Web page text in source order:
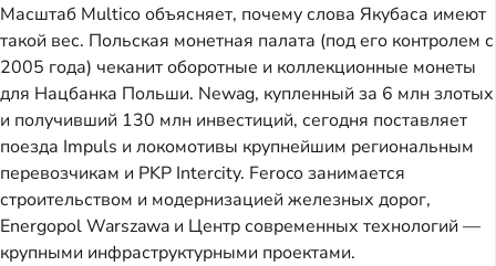
Масштаб Multico объясняет, почему слова Якубаса имеют
такой вес. Польская монетная палата (под его контролем с
2005 года) чеканит оборотные и коллекционные монеты
для Нацбанка Польши. Newag, купленный за 6 млн злотых
и получивший 130 млн инвестиций, сегодня поставляет
поезда Impuls и локомотивы крупнейшим региональным
перевозчикам и PKP Intercity. Feroco занимается
строительством и модернизацией железных дорог,
Energopol Warszawa и Центр современных технологий —
крупными инфраструктурными проектами.